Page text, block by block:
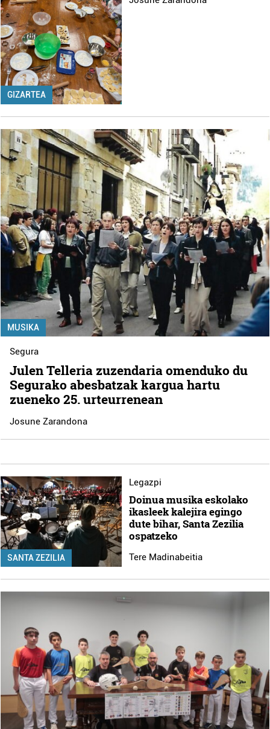
GIZARTEA
MUSIKA
Segura
Julen Telleria zuzendaria omenduko du
Segurako abesbatzak kargua hartu
zueneko 25. urteurrenean
Josune Zarandona
SANTA ZEZILIA
Legazpi
Doinua musika eskolako
ikasleek kalejira egingo
dute bihar, Santa Zezilia
ospatzeko
Tere Madinabeitia